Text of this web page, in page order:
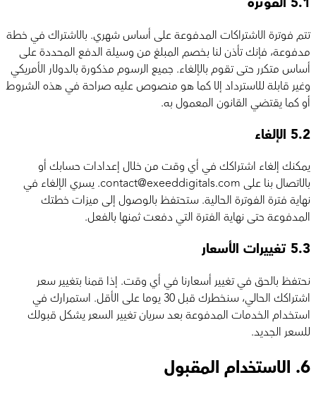
تتم فوترة الاشتراكات المدفوعة على أساس شهري. بالاشتراك في خطة
مدفوعة، فإنك تأذن لنا بخصم المبلغ من وسيلة الدفع المحددة على
أساس متكرر حتى تقوم بالإلغاء. جميع الرسوم مذكورة بالدولار الأمريكي
وغير قابلة للاسترداد إلا كما هو منصوص عليه صراحة في هذه الشروط
أو كما يقتضي القانون المعمول به.
5.2 الإلغاء
يمكنك إلغاء اشتراكك في أي وقت من خلال إعدادات حسابك أو
بالاتصال بنا على contact@exeeddigitals.com. يسري الإلغاء في
نهاية فترة الفوترة الحالية. ستحتفظ بالوصول إلى ميزات خطتك
المدفوعة حتى نهاية الفترة التي دفعت ثمنها بالفعل.
5.3 تغييرات الأسعار
نحتفظ بالحق في تغيير أسعارنا في أي وقت. إذا قمنا بتغيير سعر
اشتراكك الحالي، سنخطرك قبل 30 يوما على الأقل. استمرارك في
استخدام الخدمات المدفوعة بعد سريان تغيير السعر يشكل قبولك
للسعر الجديد.
6. الاستخدام المقبول